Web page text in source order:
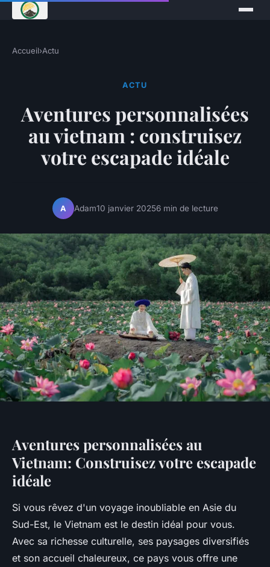
Accueil›Actu
ACTU
Aventures personnalisées
au vietnam : construisez
votre escapade idéale
A Adam10 janvier 20256 min de lecture
Aventures personnalisées au
Vietnam: Construisez votre escapade
idéale
Si vous rêvez d'un voyage inoubliable en Asie du
Sud-Est, le Vietnam est le destin idéal pour vous.
Avec sa richesse culturelle, ses paysages diversifiés
et son accueil chaleureux, ce pays vous offre une